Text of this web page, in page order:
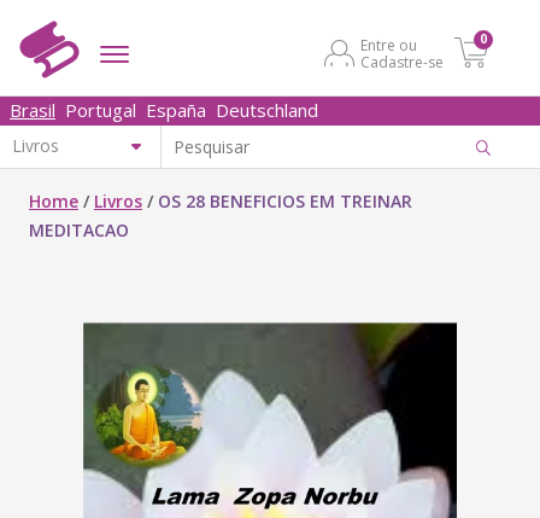
Entre ou
Cadastre-se
0
Brasil Portugal España Deutschland
Home / Livros / OS 28 BENEFICIOS EM TREINAR
MEDITACAO